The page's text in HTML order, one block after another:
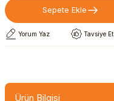
Sepete Ekle
Yorum Yaz Tavsiye Et
Ürün Bilgisi